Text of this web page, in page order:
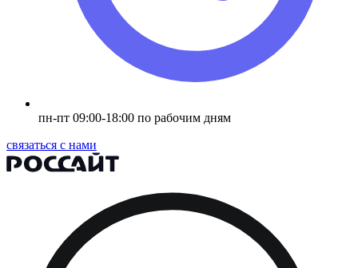
пн-пт 09:00-18:00 по рабочим дням
связаться с нами